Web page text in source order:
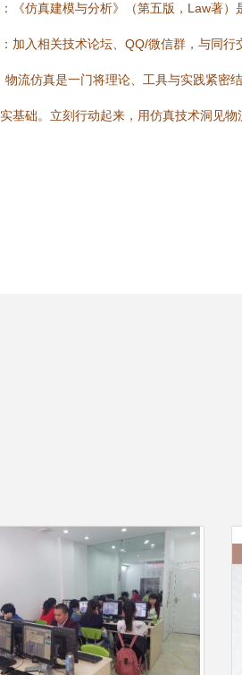
：《仿真建模与分析》（第五版，Law著）
：加入相关技术论坛、QQ/微信群，与同行
物流仿真是一门将理论、工具与实践紧密
基础。立刻行动起来，用仿真技术洞见物